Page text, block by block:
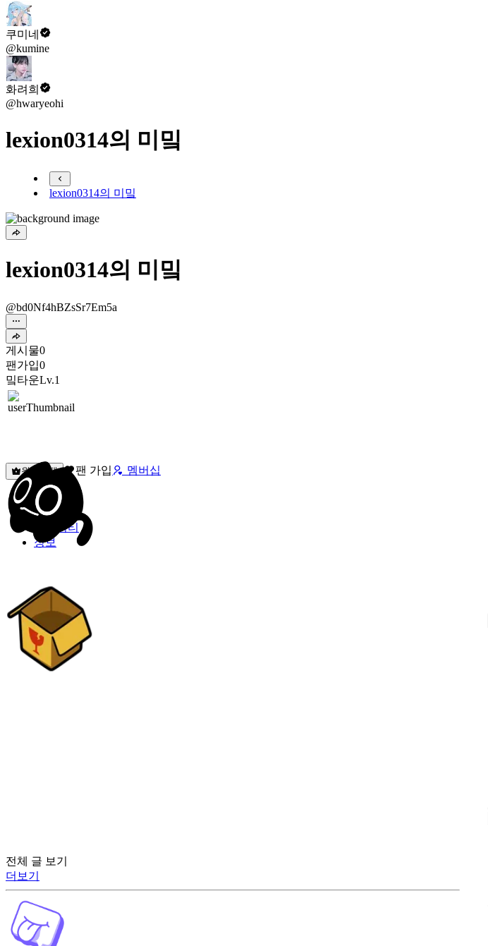
쿠미네
@kumine
화려희
@hwaryeohi
lexion0314의 미밐
lexion0314의 미밐
lexion0314의 미밐
@bd0Nf4hBZsSr7Em5a
게시물0
팬가입0
밐타운Lv.1
원픽선택 팬 가입 멤버십
밐타운
피드
커뮤니티
정보
전체 글 보기
더보기